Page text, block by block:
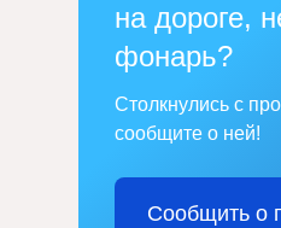
на дороге,
фонарь?
Столкнулись с
сообщите о ней!
Сообщить о